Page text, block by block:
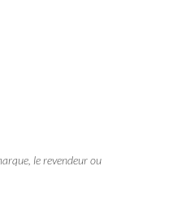
le revendeur ou